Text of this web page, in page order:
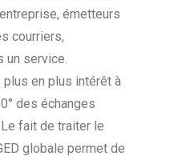
émetteurs
courriers,
un service.
plus en plus intérêt à
des échanges
Le fait de traiter le
globale permet de